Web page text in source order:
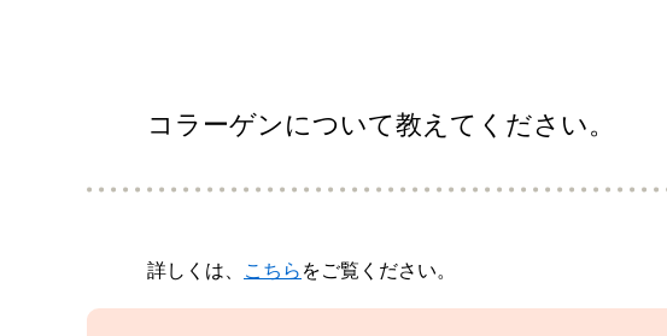
コラーゲンについて教えてください。
詳しくは、 こちら をご覧ください。